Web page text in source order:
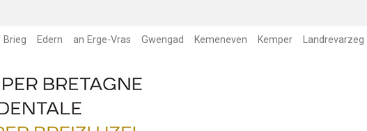
Brieg Edern an Erge-Vras Gwengad Kemeneven Kemper Landrevarzeg